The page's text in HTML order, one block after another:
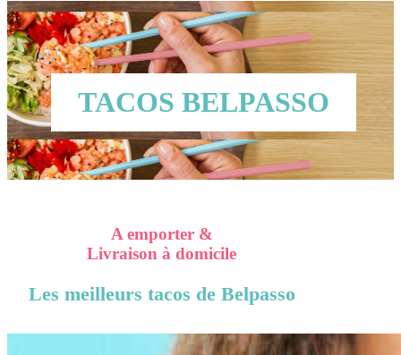
TACOS BELPASSO
A emporter &
Livraison à domicile
Les meilleurs tacos de Belpasso